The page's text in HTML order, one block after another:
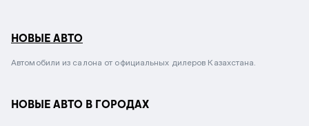
НОВЫЕ АВТО
Автомобили из салона от официальных дилеров Казахстана.
НОВЫЕ АВТО В ГОРОДАХ